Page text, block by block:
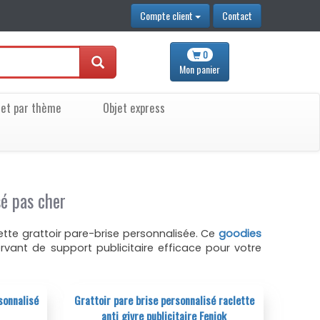
Compte client Contact
0
Monpanier
par thème Objet express
pas cher
grattoir pare-brise personnalisée. Ce goodies
de support publicitaire efficace pour votre
Grattoir pare brise personnalisé raclette
anti givre publicitaire Feniok